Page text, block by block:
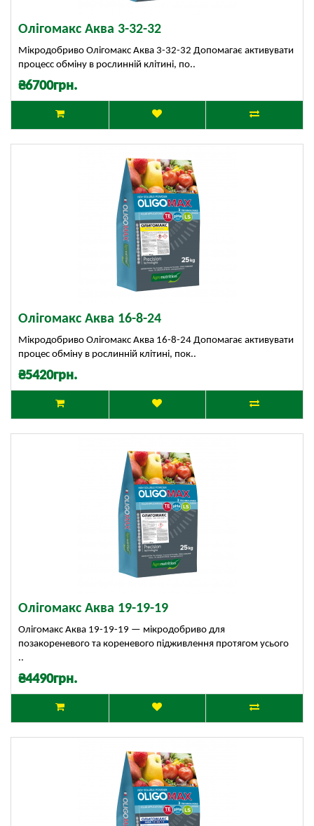
Олігомакс Аква 3-32-32
Мікродобриво Олігомакс Аква 3-32-32 Допомагає активувати
процесс обміну в рослинній клітині, по..
₴6700грн.
Олігомакс Аква 16-8-24
Мікродобриво Олігомакс Аква 16-8-24 Допомагає активувати
процес обміну в рослинній клітині, пок..
₴5420грн.
Олігомакс Аква 19-19-19
Олігомакс Аква 19-19-19 — мікродобриво для
позакореневого та кореневого підживлення протягом усього
..
₴4490грн.